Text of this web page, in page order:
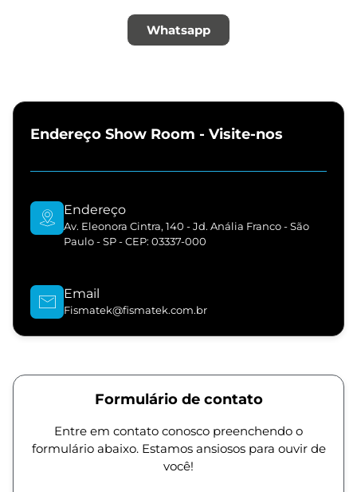
Whatsapp
Endereço Show Room - Visite-nos
Endereço
Av. Eleonora Cintra, 140 - Jd. Anália Franco - São
Paulo - SP - CEP: 03337-000
Email
Fismatek@fismatek.com.br
Formulário de contato
Entre em contato conosco preenchendo o
formulário abaixo. Estamos ansiosos para ouvir de
você!